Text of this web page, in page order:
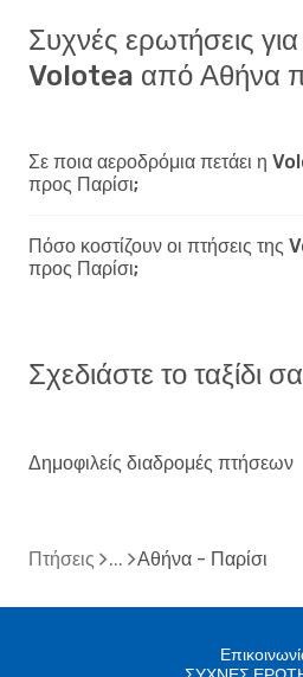
Συχνές ερωτήσεις για
Volotea από Αθήνα
Σε ποια αεροδρόμια πετάει η
προς Παρίσι;
Πόσο κοστίζουν οι πτήσεις
προς Παρίσι;
Σχεδιάστε το ταξίδι
Δημοφιλείς διαδρομές πτήσεων
Πτήσεις Αθήνα - Παρίσι